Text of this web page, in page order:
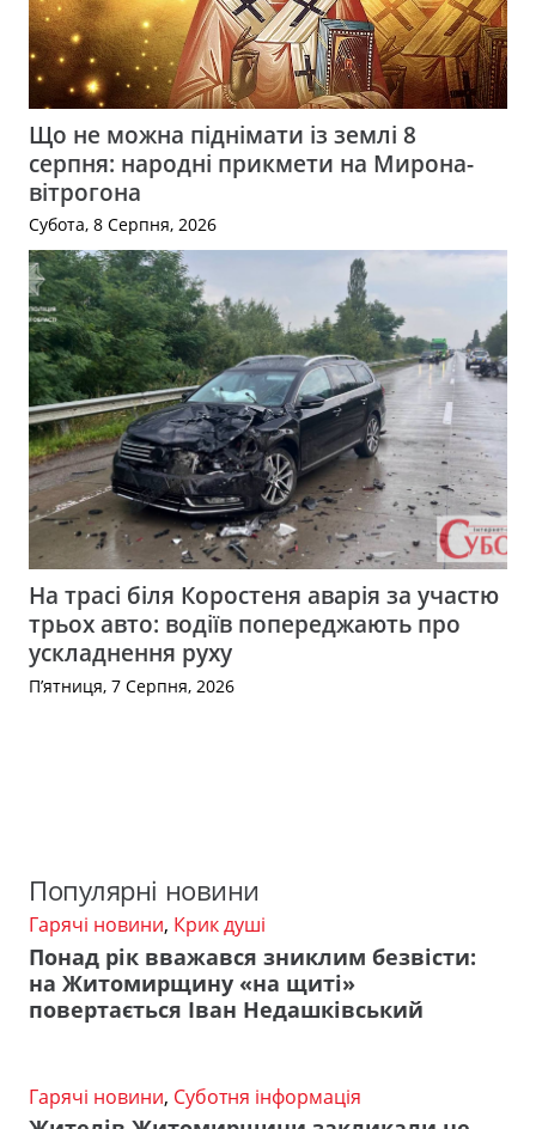
Що не можна піднімати із землі 8
серпня: народні прикмети на Мирона-
вітрогона
Субота, 8 Серпня, 2026
На трасі біля Коростеня аварія за участю
трьох авто: водіїв попереджають про
ускладнення руху
П’ятниця, 7 Серпня, 2026
Популярні новини
Гарячі новини, Крик душі
Понад рік вважався зниклим безвісти:
на Житомирщину «на щиті»
повертається Іван Недашківський
Гарячі новини, Суботня інформація